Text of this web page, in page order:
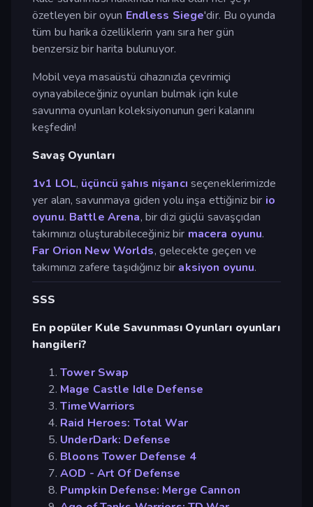
özetleyen bir oyun Endless Siege'dir. Bu oyunda
tüm bu harika özelliklerin yanı sıra her gün
benzersiz bir harita bulunuyor.
Mobil veya masaüstü cihazınızla çevrimiçi
oynayabileceğiniz oyunları bulmak için kule
savunma oyunları koleksiyonunun geri kalanını
keşfedin!
Savaş Oyunları
1v1 LOL, üçüncü şahıs nişancı seçeneklerimizde
yer alan, savunmaya giden yolu inşa ettiğiniz bir io
oyunu. Battle Arena, bir dizi güçlü savaşçıdan
takımınızı oluşturabileceğiniz bir macera oyunu.
Far Orion New Worlds, gelecekte geçen ve
takımınızı zafere taşıdığınız bir aksiyon oyunu.
SSS
En popüler Kule Savunması Oyunları oyunları
hangileri?
Tower Swap
Mage Castle Idle Defense
TimeWarriors
Raid Heroes: Total War
UnderDark: Defense
Bloons Tower Defense 4
AOD - Art Of Defense
Pumpkin Defense: Merge Cannon